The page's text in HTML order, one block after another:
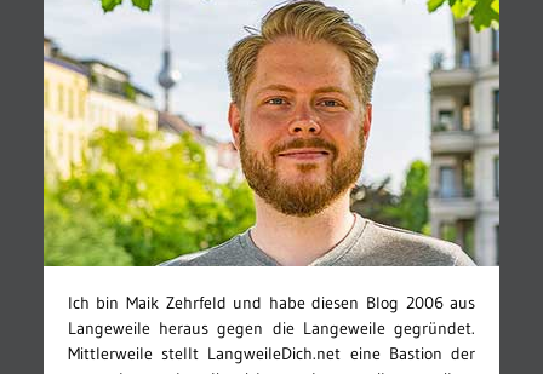
Ich bin Maik Zehrfeld und habe diesen Blog 2006 aus
Langeweile heraus gegen die Langeweile gegründet.
Mittlerweile stellt LangweileDich.net eine Bastion der